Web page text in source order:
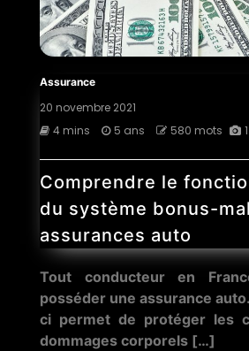
Assurance
20 novembre 2021
4 mins
5 ans 580 mots 1
Comprendre le
du système bonus-
assurances auto
Tout conducteur en
posséder une assurance
ci permet de protéger les
dommages corporels […]